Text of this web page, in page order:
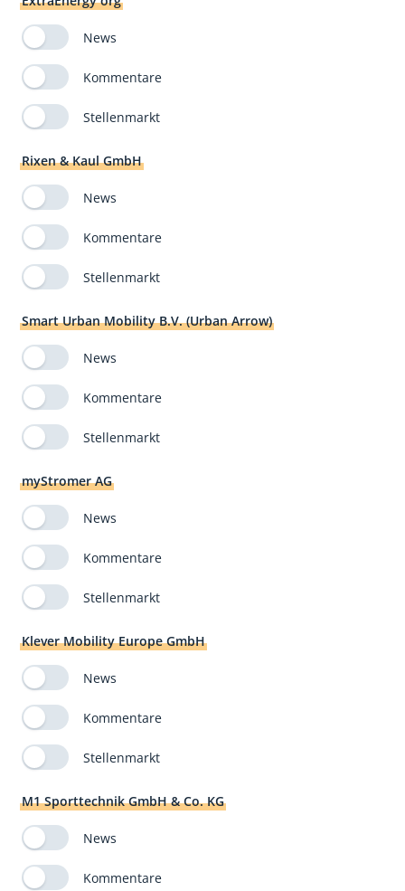
News
Kommentare
Stellenmarkt
Rixen & Kaul GmbH
News
Kommentare
Stellenmarkt
Smart Urban Mobility B.V. (Urban Arrow)
News
Kommentare
Stellenmarkt
myStromer AG
News
Kommentare
Stellenmarkt
Klever Mobility Europe GmbH
News
Kommentare
Stellenmarkt
M1 Sporttechnik GmbH & Co. KG
News
Kommentare